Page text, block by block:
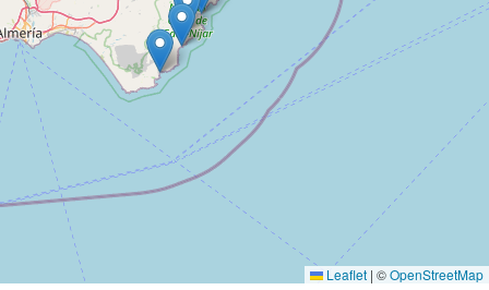
Leaflet | ©OpenStreetMap